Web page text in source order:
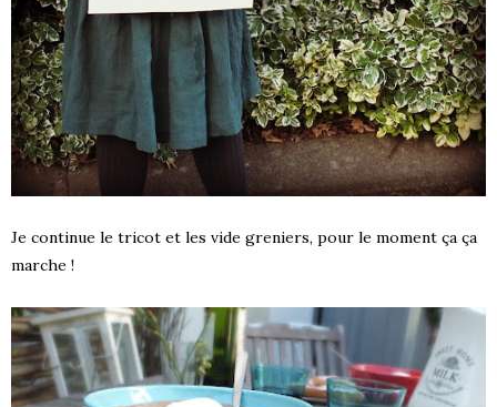
Je continue le tricot et les vide greniers, pour le moment ça ça
marche !